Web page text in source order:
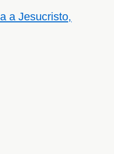
a Jesucristo,